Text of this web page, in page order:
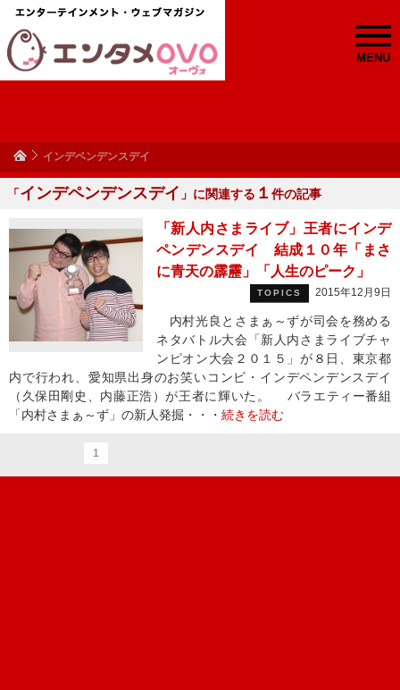
MENU
インデペンデンスデイ
「インデペンデンスデイ 」に関連する １ 件の記事
「新人内さまライブ」王者にインデ
ペンデンスデイ 結成１０年「まさ
に青天の霹靂」「人生のピーク」
TOPICS 2015年12月9日
内村光良とさまぁ～ずが司会を務める
ネタバトル大会「新人内さまライブチャ
ンピオン大会２０１５」が８日、東京都
内で行われ、愛知県出身のお笑いコンビ・インデペンデンスデイ
（久保田剛史、内藤正浩）が王者に輝いた。 バラエティー番組
「内村さまぁ～ず」の新人発掘・・・ 続きを読む
1